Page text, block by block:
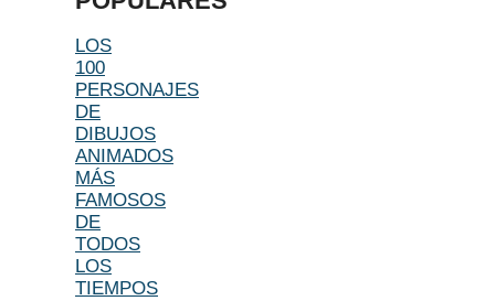
LOS
100
PERSONAJES
DE
DIBUJOS
ANIMADOS
MÁS
FAMOSOS
DE
TODOS
LOS
TIEMPOS